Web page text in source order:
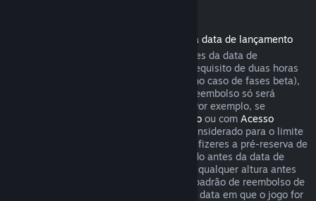
Reembolsos de jogos comprados antes da data de lançamento
Quando se compra um jogo no Steam antes da data de
lançamento, aplica-se imediatamente o requisito de duas horas
de uso para pedir um reembolso (exceto no caso de fases beta),
mas o período de 14 dias para pedir um reembolso só será
contado a partir da data de lançamento. Por exemplo, se
Acesso Antecipadoou com Acesso
, qualquer tempo de uso será considerado para o limite
de duas horas ao pedir um reembolso. Se fizeres a pré-reserva de
um jogo no Steam que não pode ser jogado antes da data de
lançamento, podes pedir um reembolso a qualquer altura antes
do lançamento desse produto. As regras padrão de reembolso de
14 dias/duas horas aplicam-se a partir da data em que o jogo for